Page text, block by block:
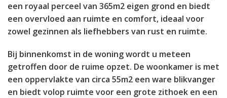
een royaal perceel van 365m2 eigen grond en biedt
een overvloed aan ruimte en comfort, ideaal voor
zowel gezinnen als liefhebbers van rust en ruimte.
Bij binnenkomst in de woning wordt u meteen
getroffen door de ruime opzet. De woonkamer is met
een oppervlakte van circa 55m2 een ware blikvanger
en biedt volop ruimte voor een grote zithoek en een